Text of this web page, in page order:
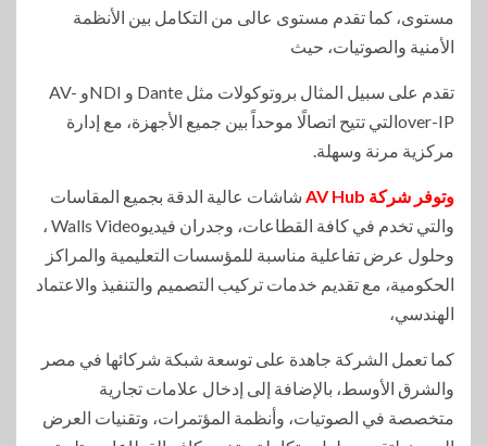
مستوى، كما تقدم مستوى عالى من التكامل بين الأنظمة
الأمنية والصوتيات، حيث
تقدم على سبيل المثال بروتوكولات مثل Dante و NDIو AV-
over-IPالتي تتيح اتصالًا موحداً بين جميع الأجهزة، مع إدارة
مركزية مرنة وسهلة.
وتوفر شركة AV Hub
شاشات عالية الدقة بجميع المقاسات
والتي تخدم في كافة القطاعات، وجدران فيديوWalls Video ،
وحلول عرض تفاعلية مناسبة للمؤسسات التعليمية والمراكز
الحكومية، مع تقديم خدمات تركيب التصميم والتنفيذ والاعتماد
الهندسي،
كما تعمل الشركة جاهدة على توسعة شبكة شركائها في مصر
والشرق الأوسط، بالإضافة إلى إدخال علامات تجارية
متخصصة في الصوتيات، وأنظمة المؤتمرات، وتقنيات العرض